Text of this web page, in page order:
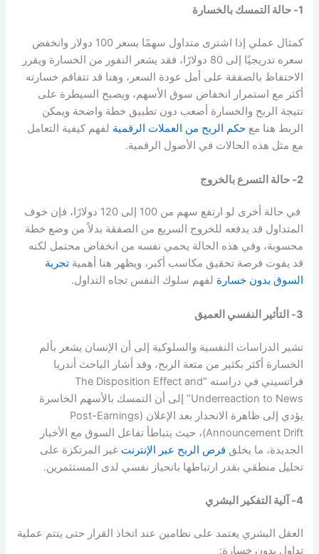
1- حالة التمسك بالخسارة
كمثال عملي إذا اشترى متداول سهمًا بسعر 100 دولار وانخفض
سعره تدريجيًا إلى 80 دولارًا، فقد يشعر النفور من الخسارة ويقرر
الاحتفاظ بالصفقة على أمل عودة السعر، وهنا قد تتفاقم خسارته
أكثر مع استمرار انخفاض سوق الأسهم، ويصبح السيطرة على
نتيجة الربح والخسارة أصعب دون تطبيق خطة واضحة ويمكن
الربط هنا مع حكم الربح من العملات الرقميةلفهم كيفية التعامل
مع مثل هذه الحالات في الأصول الرقمية.
2- حالة التسرع بالخروج
في حالة أخرى لو ارتفع سهم من 100 إلى 120 دولارًا، فإن خوف
المتداول قد يدفعه للخروج السريع من الصفقة بدلاً من وضع خطة
محسوبة، وفي هذه الحالة يحمي نفسه من انخفاض محتمل لكنه
قد يفوت فرصة تحقيق مكاسب أكبر، ويظهر هنا أهمية تجربة
السوق بدون خسارةلفهم سلوك النفس تجاه التداول.
3- التأثير النفسي العميق
تشير الدراسات النفسية والسلوكية إلى أن الإنسان يشعر بألم
الخسارة أكثر بكثير من متعة الربح، وقد أشار الباحث أندريا
فراتسيني في دراسته “The Disposition Effect and
Underreaction to News” إلى أن التمسك بالأسهم الخاسرة
يؤدي إلى ظاهرة الانحدار بعد الإعلان (Post-Earnings
Announcement Drift)، حيث يتباطأ تفاعل السوق مع الأخبار
الجديدة، ما يخلق فرص الربح عبر الإنترنتغير المرتكزة على
تحليل منطقي بقدر ارتباطها بانحياز نفسي لدى المستثمرين.
4- آلية التفكير البشري
العقل البشري يعتمد على نظامين عند اتخاذ القرار حتى يتتم عملية
تداول بدون خسارة: